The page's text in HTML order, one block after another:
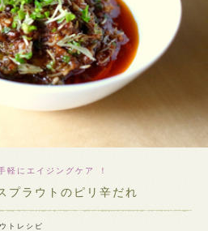
軽にエイジングケア ！
プラウトのピリ辛だれ
トレシピ